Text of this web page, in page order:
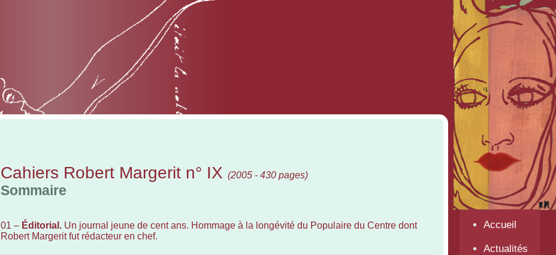
Cahiers Robert Margerit n° IX (2005 - 430 pages)
Sommaire
01 – Éditorial.Un journal jeune de cent ans. Hommage à la longévité du Populaire du Centre dont
Robert Margerit fut rédacteur en chef.
Accueil
Actualités